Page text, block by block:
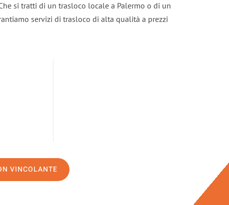
si tratti di un trasloco locale a Palermo o di un
servizi di trasloco di alta qualità a prezzi
VINCOLANTE